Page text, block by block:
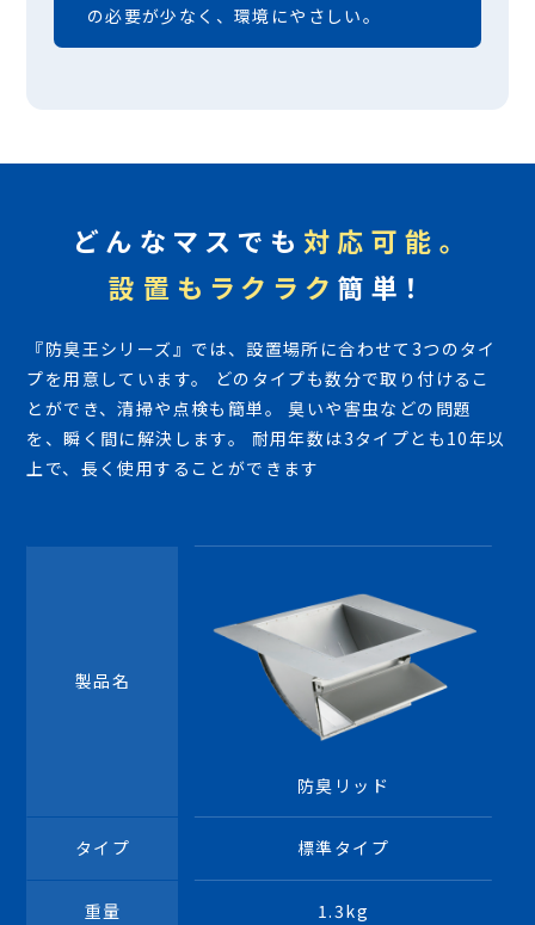
の必要が少なく、環境にやさしい。
どんなマスでも 対応可能。
設置もラクラク 簡単！
『防臭王シリーズ』では、設置場所に合わせて3つのタイ
プを用意しています。
どのタイプも数分で取り付けるこ
とができ、清掃や点検も簡単。
臭いや害虫などの問題
を、瞬く間に解決します。
耐用年数は3タイプとも10年以
上で、長く使用することができます
製品名
防臭リッド
タイプ 標準タイプ
重量 1.3kg